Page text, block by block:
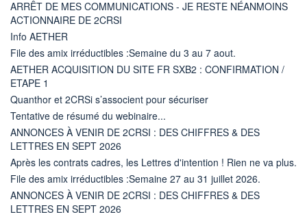
ARRÊT DE MES COMMUNICATIONS - JE RESTE NÉANMOINS
ACTIONNAIRE DE 2CRSI
Info AETHER
File des amix irréductibles :Semaine du 3 au 7 aout.
AETHER ACQUISITION DU SITE FR SXB2 : CONFIRMATION /
ETAPE 1
Quanthor et 2CRSi s’associent pour sécuriser
Tentative de résumé du webinaire...
ANNONCES À VENIR DE 2CRSI : DES CHIFFRES & DES
LETTRES EN SEPT 2026
Après les contrats cadres, les Lettres d'intention ! Rien ne va plus.
File des amix irréductibles :Semaine 27 au 31 juillet 2026.
ANNONCES À VENIR DE 2CRSI : DES CHIFFRES & DES
LETTRES EN SEPT 2026